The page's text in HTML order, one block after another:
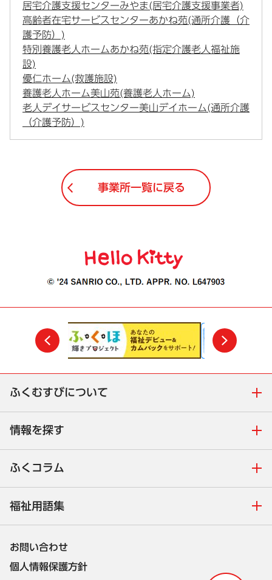
居宅介護支援センターみやま(居宅介護支援事業者)
高齢者在宅サービスセンターあかね苑(通所介護（介
護予防）)
特別養護老人ホームあかね苑(指定介護老人福祉施
設)
優仁ホーム(救護施設)
養護老人ホーム美山苑(養護老人ホーム)
老人デイサービスセンター美山デイホーム(通所介護
（介護予防）)
事業所一覧に戻る
前
ふくむすびについて
情報を探す
ふくコラム
福祉用語集
お問い合わせ
個人情報保護方針